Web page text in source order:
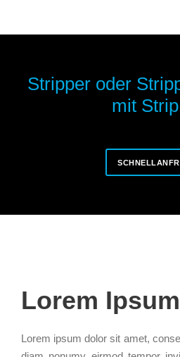
Stripper oder
mit
Lorem Ipsum
Lorem ipsum dolor sit amet,